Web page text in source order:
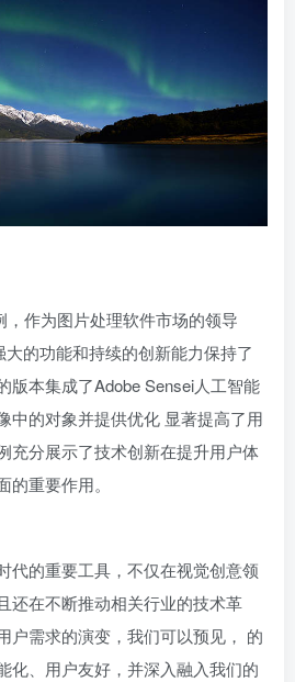
，作为图片处理软件市场的领导
的功能和持续的创新能力保持了
版本集成了Adobe Sensei人工智能
中的对象并提供优化 显著提高了用
充分展示了技术创新在提升用户体
重要作用。
代的重要工具，不仅在视觉创意领
还在不断推动相关行业的技术革
户需求的演变，我们可以预见， 的
化、用户友好，并深入融入我们的